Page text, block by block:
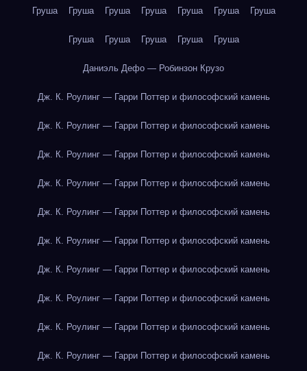
Груша Груша Груша Груша Груша Груша Груша
Груша Груша Груша Груша Груша
Даниэль Дефо — Робинзон Крузо
Дж. К. Роулинг — Гарри Поттер и философский камень
Дж. К. Роулинг — Гарри Поттер и философский камень
Дж. К. Роулинг — Гарри Поттер и философский камень
Дж. К. Роулинг — Гарри Поттер и философский камень
Дж. К. Роулинг — Гарри Поттер и философский камень
Дж. К. Роулинг — Гарри Поттер и философский камень
Дж. К. Роулинг — Гарри Поттер и философский камень
Дж. К. Роулинг — Гарри Поттер и философский камень
Дж. К. Роулинг — Гарри Поттер и философский камень
Дж. К. Роулинг — Гарри Поттер и философский камень